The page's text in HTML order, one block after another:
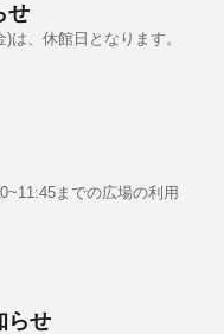
せ
は、休館日となります。
までの広場の利用
らせ